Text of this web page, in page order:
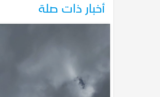
أخبار ذات صلة